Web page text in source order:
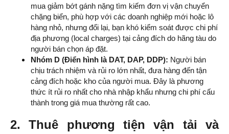
mua giảm bớt gánh nặng tìm kiếm đơn vị vận chuyển
chặng biển, phù hợp với các doanh nghiệp mới hoặc lô
hàng nhỏ, nhưng đổi lại, bạn khó kiểm soát được chi phí
địa phương (local charges) tại cảng đích do hãng tàu do
người bán chọn áp đặt.
Nhóm D (Điển hình là DAT, DAP, DDP): Người bán
chịu trách nhiệm và rủi ro lớn nhất, đưa hàng đến tận
cảng đích hoặc kho của người mua. Đây là phương
thức ít rủi ro nhất cho nhà nhập khẩu nhưng chi phí cấu
thành trong giá mua thường rất cao.
2. Thuê phương tiện vận tải và